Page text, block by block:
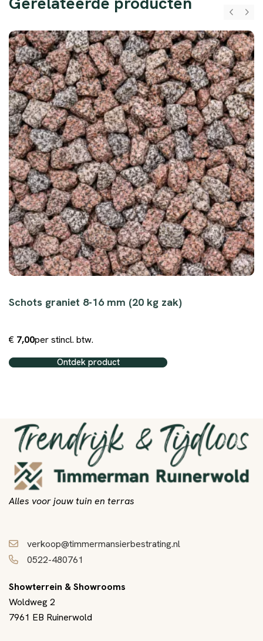
Schots graniet 8-16 mm (20 kg zak)
€ 7,00per stincl. btw.
Ontdek product
Alles voor jouw tuin en terras
verkoop@timmermansierbestrating.nl
0522-480761
Showterrein & Showrooms
Woldweg 2
7961 EB Ruinerwold